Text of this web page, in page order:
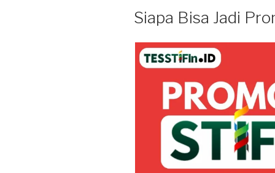
Siapa Bisa Jadi